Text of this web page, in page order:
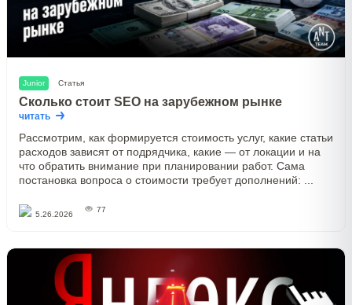
Junior Статья
Сколько стоит SEO на зарубежном рынке
читать
Рассмотрим, как формируется стоимость услуг, какие статьи
расходов зависят от подрядчика, какие — от локации и на
что обратить внимание при планировании работ. Сама
постановка вопроса о стоимости требует дополнений: ...
5.26.2026
77